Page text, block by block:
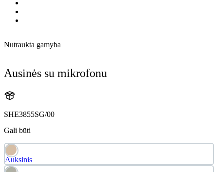
Nutraukta gamyba
Ausinės su mikrofonu
SHE3855SG/00
Gali būti
Auksinis